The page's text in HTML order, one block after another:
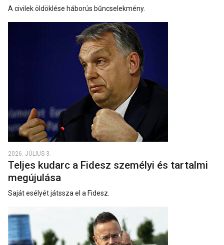
A civilek öldöklése háborús bűncselekmény.
2026. JÚLIUS 3.
Teljes kudarc a Fidesz személyi és tartalmi
megújulása
Saját esélyét játssza el a Fidesz.